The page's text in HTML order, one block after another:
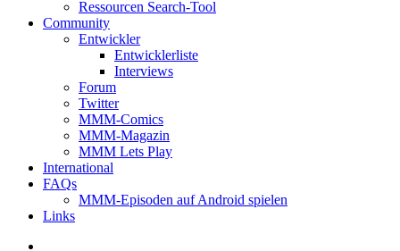
Ressourcen Search-Tool
Community
Entwickler
Entwicklerliste
Interviews
Forum
Twitter
MMM-Comics
MMM-Magazin
MMM Lets Play
International
FAQs
MMM-Episoden auf Android spielen
Links